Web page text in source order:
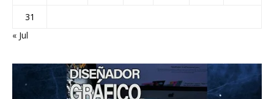
31
« Jul